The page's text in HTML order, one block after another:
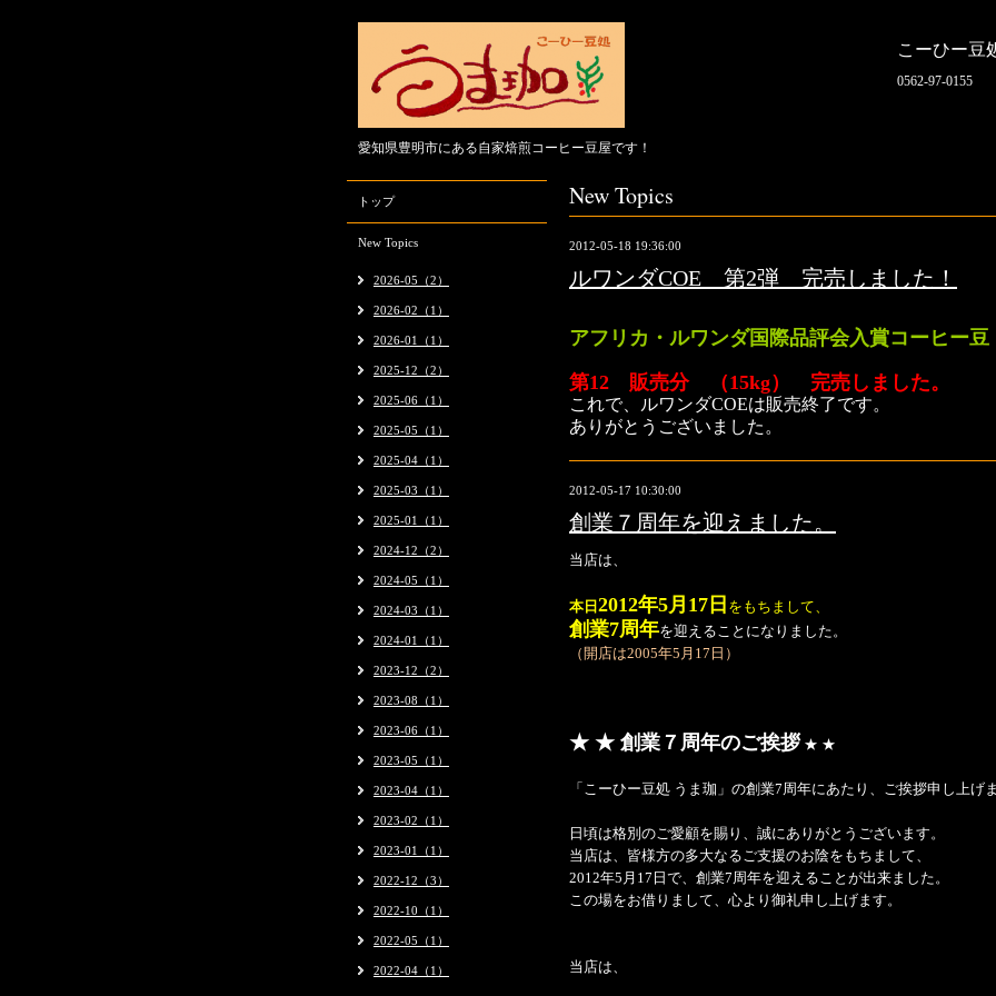
こーひー
0562-97-0155
愛知県豊明市にある自家焙煎コーヒー豆屋です！
New Topics
2012-05-18 19:36:00
ルワンダCOE 第2弾 完売しました！
アフリカ・ルワンダ国際品評会入賞コーヒー豆
第12 販売分 （15kg） 完売しました。
これで、ルワンダCOEは販売終了です。
ありがとうございました。
2012-05-17 10:30:00
創業７周年を迎えました。
当店は、
本日 2012年5月17日 をもちまして、
創業7周年を迎えることになりました。
（開店は2005年5月17日）
★ ★ 創業７周年のご挨拶★ ★
「こーひー豆処 うま珈」の創業7周年にあたり、ご挨拶申し上げ
日頃は格別のご愛顧を賜り、誠にありがとうございます。
当店は、皆様方の多大なるご支援のお陰をもちまして、
2012年5月17日で、創業7周年を迎えることが出来ました。
この場をお借りまして、心より御礼申し上げます。
当店は、
トップ
New Topics
2026-05（2）
2026-02（1）
2026-01（1）
2025-12（2）
2025-06（1）
2025-05（1）
2025-04（1）
2025-03（1）
2025-01（1）
2024-12（2）
2024-05（1）
2024-03（1）
2024-01（1）
2023-12（2）
2023-08（1）
2023-06（1）
2023-05（1）
2023-04（1）
2023-02（1）
2023-01（1）
2022-12（3）
2022-10（1）
2022-05（1）
2022-04（1）